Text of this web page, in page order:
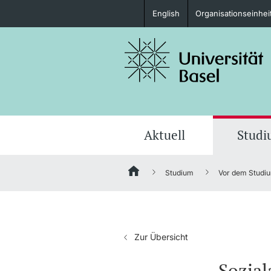
Studieninteressierte
Fördernde & Alumni
English
Aktuell
Studium Vor dem
Zur Übersicht